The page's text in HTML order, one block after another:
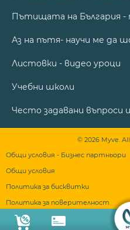
Пътищата на България -
Аз на пътя- научи ме да
Листовки - видео уроци
Учебни школи
Често задавани въпроси
© 2026 Myve.
Общи условия - Бизнес партньори
Общи условия
Политика за бисквитки
Политика за поверителност